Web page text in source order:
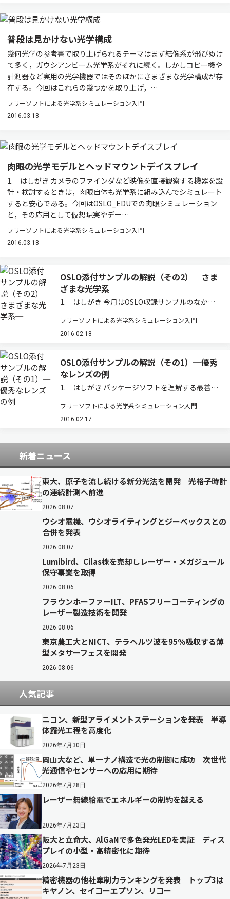
普段は見かけない光学構成
幾何光学の参考書で取り上げられるテーマはまず結像系が飛びぬけ
て多く，ガウシアンビーム光学系がそれに続く。しかしコピー機や
計測器など実用の光学機器ではそのほかにさまざまな光学構成が存
在する。今回はこれらの幾つかを取り上げ，…
フリーソフトによる光学系シミュレーション入門
2016.03.18
肉眼の光学モデルとヘッドマウントデイスプレイ
1. はしがき カメラのファインダなど映像を直接観察する機器を設
計・検討するときは，肉眼自体も光学系に組み込んでシミュレート
すると安心である。今回はOSLO_EDUでの肉眼シミュレーション
と，その応用として仮想現実やデー…
フリーソフトによる光学系シミュレーション入門
2016.03.18
OSLO添付サンプルの解説（その2）─さま
ざまな光学系─
1. はしがき 今月はOSLO収録サンプルのなか
やレーザ共振器など特殊なものが含まれ，そこで
はシミュレーション実現のために構成上でさまざ
フリーソフトによる光学系シミュレーション入門
2016.02.18
OSLO添付サンプルの解説（その1）─優秀
なレンズの例─
1. はしがき パッケージソフトを理解する最善の
ることである。また，自己の設計目的に類似した
サンプルを見つければ，それを修正するだけで効
フリーソフトによる光学系シミュレーション入門
2016.02.17
新着ニュース
東大、原子を流し続ける新分光法を開発 光格子時計
の連続計測へ前進
2026.08.07
ウシオ電機、ウシオライティングとジーベックスとの
合併を発表
2026.08.07
Lumibird、Cilas株を売却しレーザー・メガジュール
保守事業を取得
2026.08.06
フラウンホーファーILT、PFASフリーコーティングの
レーザー製造技術を開発
2026.08.06
東京農工大とNICT、テラヘルツ波を95％吸収する薄
型メタサーフェスを開発
2026.08.06
人気記事
ニコン、新型アライメントステーションを発表 半導
体露光工程を高度化
2026年7月30日
岡山大など、単一ナノ構造で光の制御に成功 次世代
光通信やセンサーへの応用に期待
2026年7月28日
レーザー無線給電でエネルギーの制約を越える
2026年7月23日
阪大と立命大、AlGaNで多色発光LEDを実証 ディス
プレイの小型・高精密化に期待
2026年7月23日
精密機器の他社牽制力ランキングを発表 トップ3は
キヤノン、セイコーエプソン、リコー